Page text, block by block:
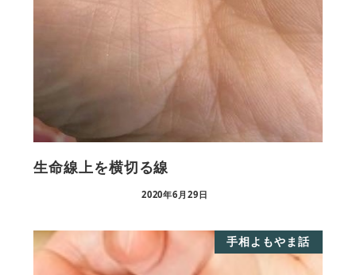
生命線上を横切る線
2020年6月29日
手相よもやま話